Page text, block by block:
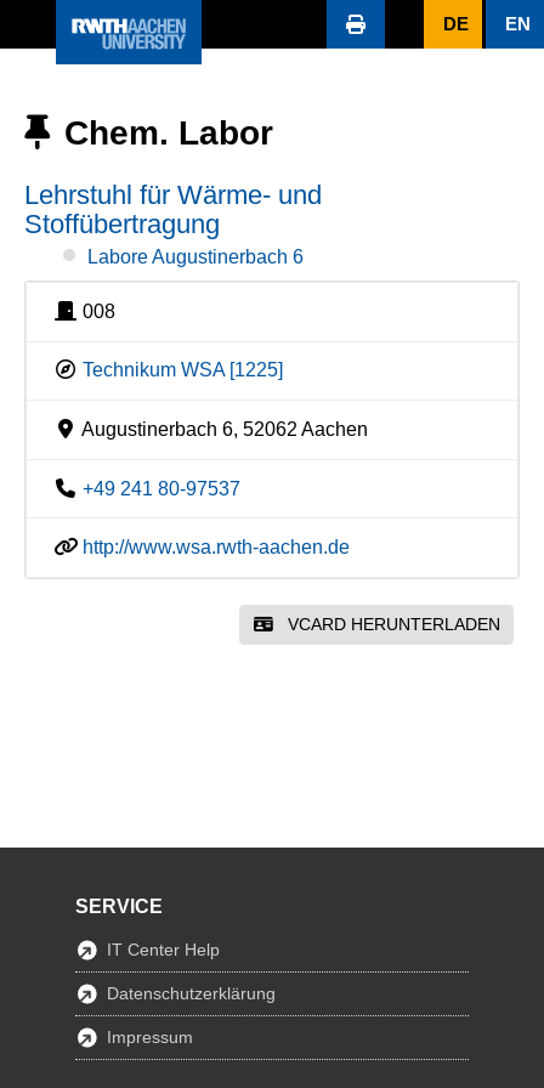
DE EN
Chem. Labor
Lehrstuhl für Wärme- und
Stoffübertragung
Labore Augustinerbach 6
008
Technikum WSA [1225]
Augustinerbach 6, 52062 Aachen
+49 241 80-97537
http://www.wsa.rwth-aachen.de
VCARD HERUNTERLADEN
SERVICE
IT Center Help
Datenschutzerklärung
Impressum